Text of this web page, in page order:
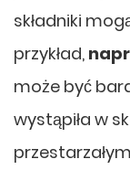
składniki
przykład,
może być
wystąpiła w